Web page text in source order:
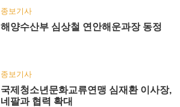
종보기사
해양수산부 심상철 연안해운과장 동정
종보기사
국제청소년문화교류연맹 심재환 이사장,
네팔과 협력 확대